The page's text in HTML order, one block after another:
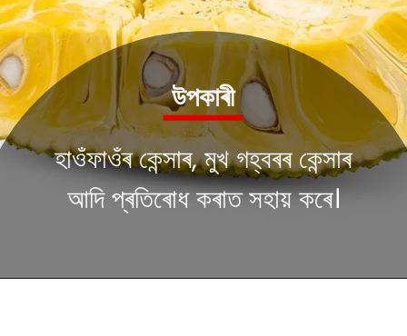
হাওঁফাওঁৰ কেন্সাৰ, মুখ গহ্বৰৰ কেন্সাৰ
আদি প্ৰতিৰোধ কৰাত সহায় কৰে।
উপকাৰী